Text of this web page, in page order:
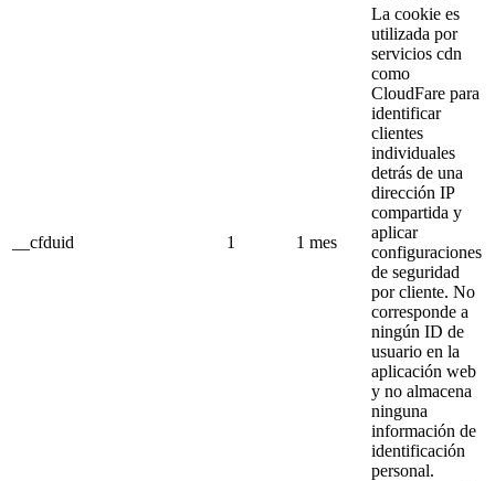
__cfduid 1 1 mes
La cookie es
utilizada por
servicios cdn
como
CloudFare para
identificar
clientes
individuales
detrás de una
dirección IP
compartida y
aplicar
configuraciones
de seguridad
por cliente. No
corresponde a
ningún ID de
usuario en la
aplicación web
y no almacena
ninguna
información de
identificación
personal.